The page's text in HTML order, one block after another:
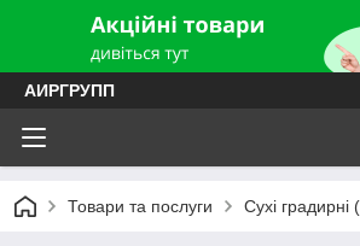
АИРГРУПП
Товари та послуги Сухі